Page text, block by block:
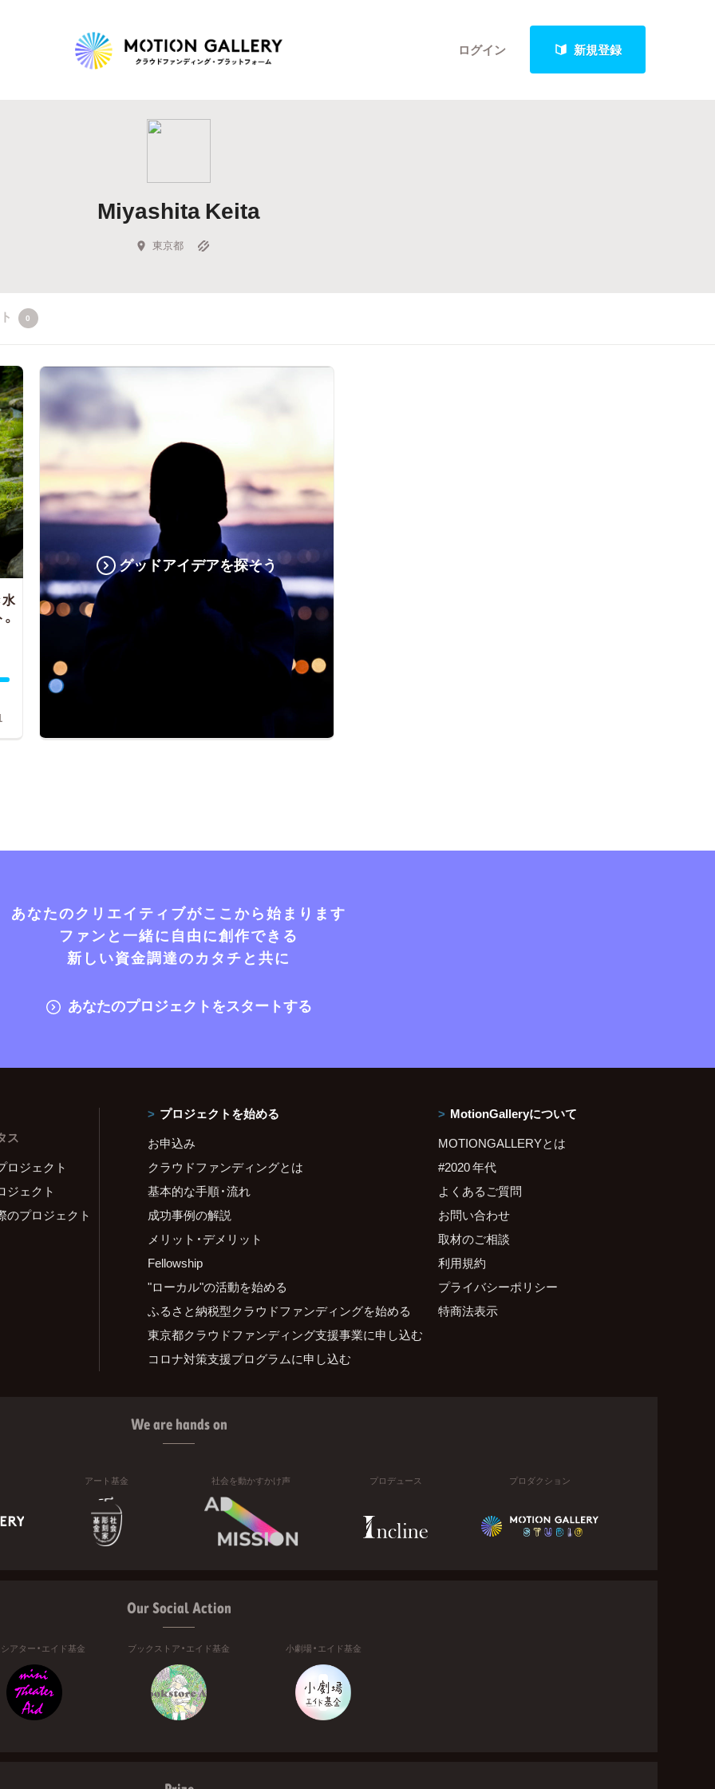
ログイン 新規登録
Highlight
Feature
キュレーターから探す
Miyashita Keita
東京都
0
グッドアイデアを探そう
あなたのクリエイティブがここから始まります
ファンと一緒に自由に創作できる
新しい資金調達のカタチと共に
あなたのプロジェクトをスタートする
ス
ロジェクト
ジェクト
のプロジェクト
プロジェクトを始める
お申込み
クラウドファンディングとは
基本的な手順・流れ
成功事例の解説
メリット・デメリット
Fellowship
"ローカル"の活動を始める
ふるさと納税型クラウドファンディングを始める
東京都クラウドファンディング支援事業に申し込む
コロナ対策支援プログラムに申し込む
MotionGalleryについて
MOTIONGALLERYとは
#2020 年代
よくあるご質問
お問い合わせ
取材のご相談
利用規約
プライバシーポリシー
特商法表示
We are hands on
アート基金 社会を動かすかけ声 プロデュース プロダクション
Our Social Action
アター・エイド基金 ブックストア・エイド基金 小劇場・エイド基金